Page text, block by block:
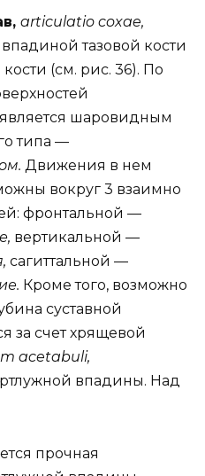
articulatio coxae,
тазовой кости
(см. рис. 36). По
шаровидным
типа —
Движения в нем
вокруг 3 взаимно
фронтальной —
вертикальной —
сагиттальной —
Кроме того, возможно
суставной
за счет хрящевой
acetabuli,
впадины. Над
прочная